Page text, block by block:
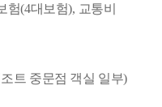
험(4대보험), 교통비
트 중문점 객실 일부)